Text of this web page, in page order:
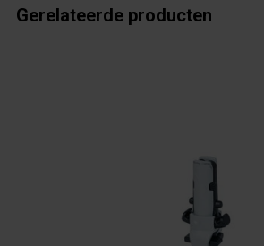
Gerelateerde producten